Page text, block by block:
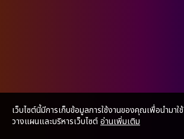
เว็บไซต์นี้มีการเก็บข้อมูลการใช้งานของคุณเพื่อนำมาใช้
วางแผนและบริหารเว็บไซต์อ่านเพิ่มเติม